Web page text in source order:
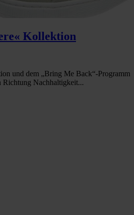
Kollektion
und dem „Bring Me Back“-Programm
Richtung Nachhaltigkeit...